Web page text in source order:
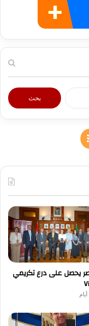
البحث
عن:
ملخص
يحصل على درع تكريمي